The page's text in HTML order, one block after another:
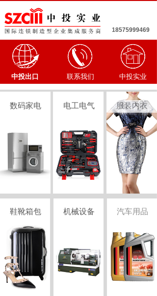
18575999469
中投实业
中投出口 联系我们
电工电气 服装内衣
数码家电
机械设备
鞋靴箱包 汽车用品